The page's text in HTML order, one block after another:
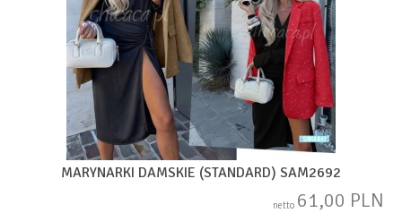
MARYNARKI DAMSKIE (STANDARD) SAM2692
netto 61,00 PLN